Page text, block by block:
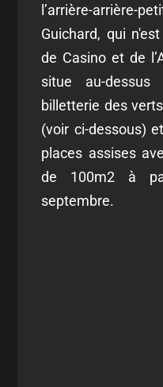
l’arrière-
Guichard, qui
de Casino et de
situe au-
billetterie des
(voir ci-dessous)
places assises
de 100m2 à
septembre.